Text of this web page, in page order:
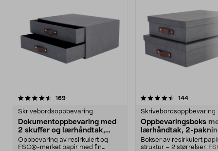
169anmeldelser
Skrivebordsoppbevaring
Dokumentoppbevaring med
2 skuffer og lærhåndtak,
mørk grå
Oppbevaring av resirkulert og
FSC®-merket papir med fin
4.5av 5 stjerner 144
Skrivebordsoppbevaring
Oppbevaringsboks
lærhåndtak, 2-
grå
Bokser av resirkulert
struktur – 2 størrelser.
4.5av 5 stjerner